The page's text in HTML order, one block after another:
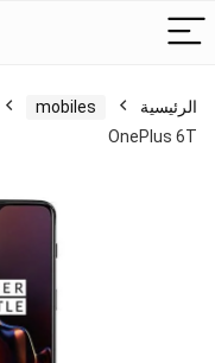
الرئيسية mobiles
OnePlus 6T